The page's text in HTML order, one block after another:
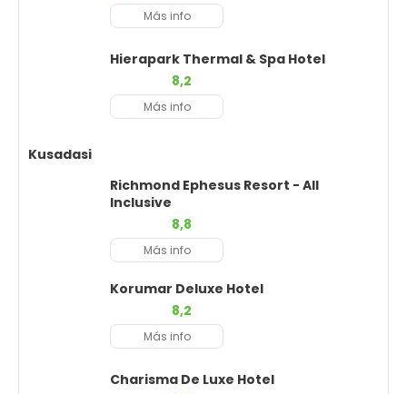
Más info
Hierapark Thermal & Spa Hotel
8,2
Más info
Kusadasi
Richmond Ephesus Resort - All
Inclusive
8,8
Más info
Korumar Deluxe Hotel
8,2
Más info
Charisma De Luxe Hotel